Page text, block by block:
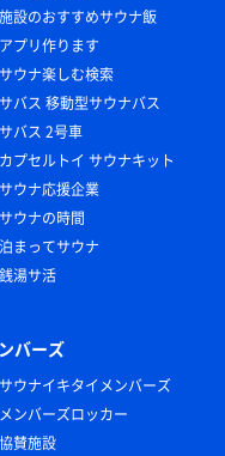
施設のおすすめサウナ飯
アプリ作ります
サウナ楽しむ検索
サバス 移動型サウナバス
サバス 2号車
カプセルトイ サウナキット
サウナ応援企業
サウナの時間
泊まってサウナ
銭湯サ活
バーズ
サウナイキタイメンバーズ
メンバーズロッカー
協賛施設